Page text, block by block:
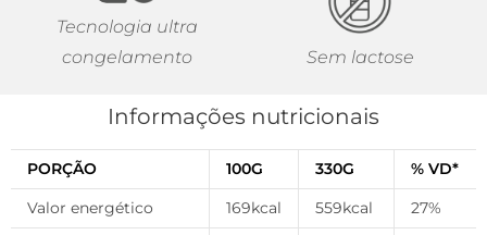
Tecnologia ultra
congelamento
Sem lactose
Informações nutricionais
PORÇÃO 100G 330G
% VD*
Valor energético
169kcal 559kcal
27%